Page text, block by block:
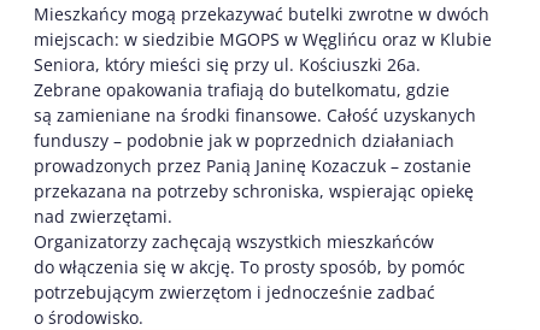
Mieszkańcy mogą przekazywać butelki zwrotne w dwóch
miejscach: w siedzibie MGOPS w Węglińcu oraz w Klubie
Seniora, który mieści się przy ul. Kościuszki 26a.
Zebrane opakowania trafiają do butelkomatu, gdzie
są zamieniane na środki finansowe. Całość uzyskanych
funduszy – podobnie jak w poprzednich działaniach
prowadzonych przez Panią Janinę Kozaczuk – zostanie
przekazana na potrzeby schroniska, wspierając opiekę
nad zwierzętami.
Organizatorzy zachęcają wszystkich mieszkańców
do włączenia się w akcję. To prosty sposób, by pomóc
potrzebującym zwierzętom i jednocześnie zadbać
o środowisko.